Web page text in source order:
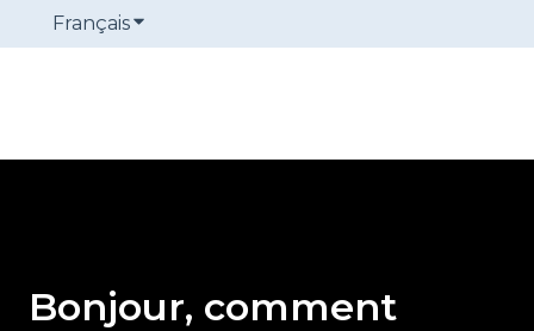
FrançaisAfficher le sous-menu pour les
Bonjour, comment